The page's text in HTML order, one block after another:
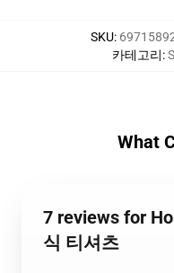
SKU:
카테고리:
What
7 reviews for
식 티셔츠